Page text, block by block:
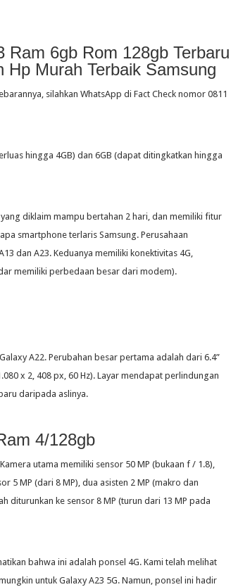
Ram 6gb Rom 128gb Terbaru
Murah Terbaik Samsung
silahkan WhatsApp di Fact Check nomor 0811
hingga 4GB) dan 6GB (dapat ditingkatkan hingga
diklaim mampu bertahan 2 hari, dan memiliki fitur
smartphone terlaris Samsung. Perusahaan
dan A23. Keduanya memiliki konektivitas 4G,
memiliki perbedaan besar dari modem).
A22. Perubahan besar pertama adalah dari 6.4”
x 2, 408 px, 60 Hz). Layar mendapat perlindungan
daripada aslinya.
4/128gb
utama memiliki sensor 50 MP (bukaan f / 1.8),
5 MP (dari 8 MP), dua asisten 2 MP (makro dan
diturunkan ke sensor 8 MP (turun dari 13 MP pada
bahwa ini adalah ponsel 4G. Kami telah melihat
untuk Galaxy A23 5G. Namun, ponsel ini hadir